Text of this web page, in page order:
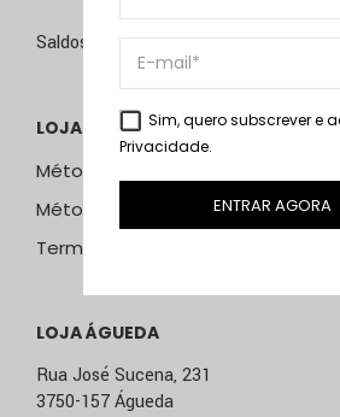
Saldos de 15 de julho a 15 de
LOJA ONLINE
Métodos e Custos de Envio
Métodos de Pagamento
Termos & Condições
LOJA ÁGUEDA
Rua José Sucena, 231
3750-157 Águeda
Sim, quero subscrever e
Privacidade.
ENTRAR AGORA